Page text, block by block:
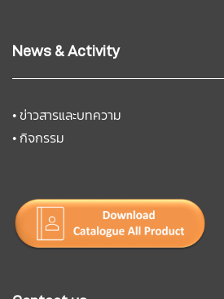
News & Activity
•ข่าวสารและบทความ
•กิจกรรม